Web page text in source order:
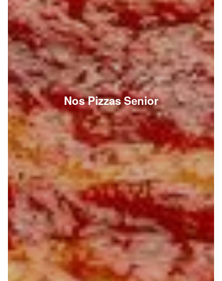
Nos Pizzas Senior